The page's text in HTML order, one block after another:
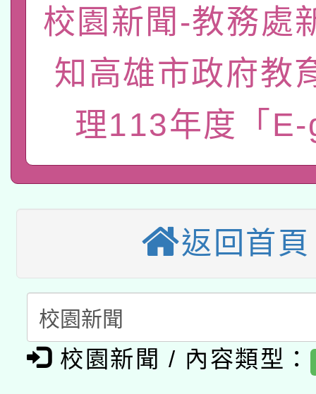
國立臺灣師範大學辦理
年度健康促進學校輔導
業成長研習」實施計畫
函轉國家教育研究院中
原住民族教育政策研討
族教育國際趨勢與發展
新北市政府教育局辦理
師專業成長研習實施
方素養工作坊新北場」
函轉國立臺灣師範大學
族語言臺北學習中心
「族語學習班」招生簡
轉知有關國立成功大學
文教學共融平台-教案
接種對象擴大為「滿6
接種之民眾」措施，延
月28日止
轉知經濟部水利署委託
業技術研究院辦理「
動」
115年8月22日(星期六
桃園市孔廟祈福系列
開 智慧啟航」
2026年桃園地景藝術
「2026桃園藝術巡演
關事宜
轉知教育部國民及學前
國立臺灣師範大學辦
函轉國家教育研究院中
校園新聞-教務處
知高雄市政府教
理113年度「
返回首頁
校園新聞 / 內容類型：